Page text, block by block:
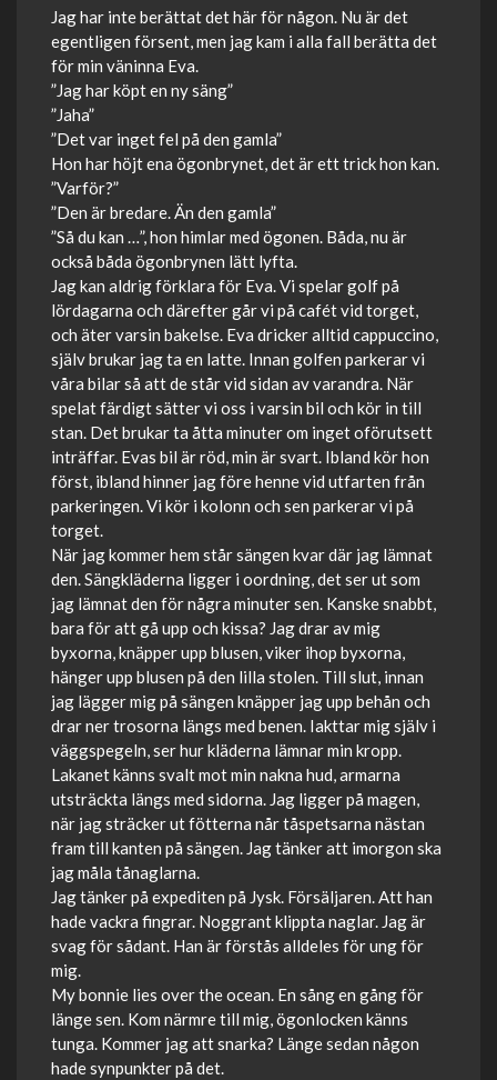
Jag har inte berättat det här för någon. Nu är det
egentligen försent, men jag kam i alla fall berätta det
för min väninna Eva.
”Jag har köpt en ny säng”
”Jaha”
”Det var inget fel på den gamla”
Hon har höjt ena ögonbrynet, det är ett trick hon kan.
”Varför?”
”Den är bredare. Än den gamla”
”Så du kan …”, hon himlar med ögonen. Båda, nu är
också båda ögonbrynen lätt lyfta.
Jag kan aldrig förklara för Eva. Vi spelar golf på
lördagarna och därefter går vi på cafét vid torget,
och äter varsin bakelse. Eva dricker alltid cappuccino,
själv brukar jag ta en latte. Innan golfen parkerar vi
våra bilar så att de står vid sidan av varandra. När
spelat färdigt sätter vi oss i varsin bil och kör in till
stan. Det brukar ta åtta minuter om inget oförutsett
inträffar. Evas bil är röd, min är svart. Ibland kör hon
först, ibland hinner jag före henne vid utfarten från
parkeringen. Vi kör i kolonn och sen parkerar vi på
torget.
När jag kommer hem står sängen kvar där jag lämnat
den. Sängkläderna ligger i oordning, det ser ut som
jag lämnat den för några minuter sen. Kanske snabbt,
bara för att gå upp och kissa? Jag drar av mig
byxorna, knäpper upp blusen, viker ihop byxorna,
hänger upp blusen på den lilla stolen. Till slut, innan
jag lägger mig på sängen knäpper jag upp behån och
drar ner trosorna längs med benen. Iakttar mig själv i
väggspegeln, ser hur kläderna lämnar min kropp.
Lakanet känns svalt mot min nakna hud, armarna
utsträckta längs med sidorna. Jag ligger på magen,
när jag sträcker ut fötterna når tåspetsarna nästan
fram till kanten på sängen. Jag tänker att imorgon ska
jag måla tånaglarna.
Jag tänker på expediten på Jysk. Försäljaren. Att han
hade vackra fingrar. Noggrant klippta naglar. Jag är
svag för sådant. Han är förstås alldeles för ung för
mig.
My bonnie lies over the ocean. En sång en gång för
länge sen. Kom närmre till mig, ögonlocken känns
tunga. Kommer jag att snarka? Länge sedan någon
hade synpunkter på det.